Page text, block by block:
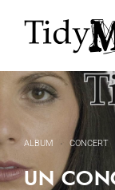
ALBUM · CONCERT
UN